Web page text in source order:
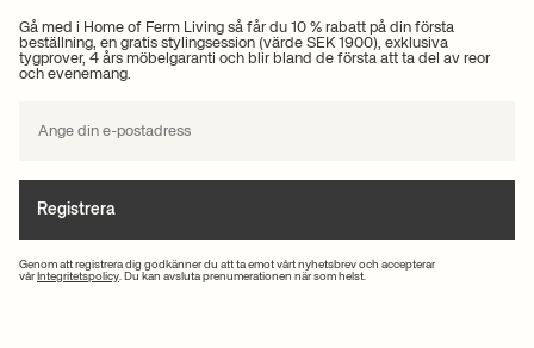
Gå med i Home of Ferm Living så får du 10 % rabatt på din första
beställning, en gratis stylingsession (värde SEK 1900), exklusiva
tygprover, 4 års möbelgaranti och blir bland de första att ta del av reor
och evenemang.
Genom att registrera dig godkänner du att ta emot vårt nyhetsbrev och accepterar
vår Integritetspolicy. Du kan avsluta prenumerationen när som helst.
Registrera